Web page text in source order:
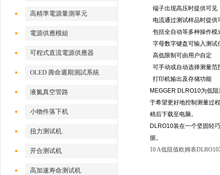
高精準電源量測單元
電源供應模組
可程式直流電源供應器
OLED 壽命週期測試系統
液氮真空管路
小物件落下机
扭力测试机
开合测试机
高加速寿命测试机
端子出现高压时提供可见
电流通过测试样品时提供
包括全自动等多种操作模
字母数字键盘可输入测试
高低限制可由用户自定
可手动或自动选择测量范
打印机输出及存储功能
MEGGER DLRO10为低
于希望更好地控制测量过
稍后下载至电脑。
DLRO10装在一个坚固轻
据。
10 A低阻值欧姆表